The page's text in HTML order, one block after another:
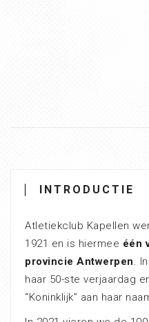
INTRODUCTIE
Atletiekclub Kapellen
1921 en is hiermee één
provincie Antwerpen.
haar 50-ste verjaardag
“Koninklijk” aan haar